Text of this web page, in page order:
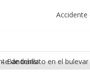
Accidente